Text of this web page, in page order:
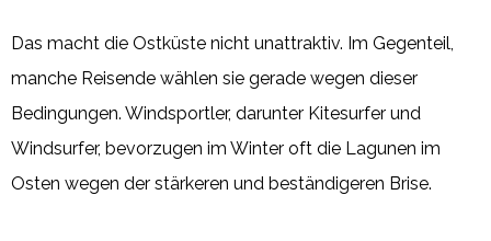
Das macht die Ostküste nicht unattraktiv. Im Gegenteil,
manche Reisende wählen sie gerade wegen dieser
Bedingungen. Windsportler, darunter Kitesurfer und
Windsurfer, bevorzugen im Winter oft die Lagunen im
Osten wegen der stärkeren und beständigeren Brise.